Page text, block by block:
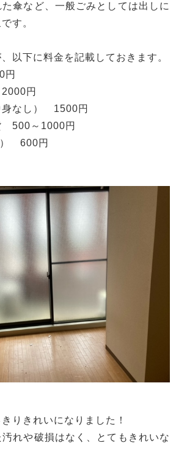
傘など、一般ごみとしては出しに
す。
以下に料金を記載しておきます。
円
円
身なし） 1500円
500～1000円
） 600円
りきれいになりました！
れや破損はなく、とてもきれいな